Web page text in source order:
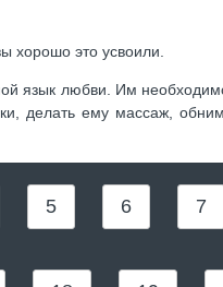
хорошо это усвоили.
язык любви. Им
делать ему массаж,
5 6 7